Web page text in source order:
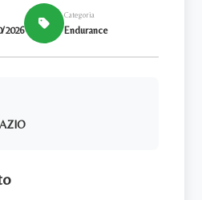
2026
Categoria
Endurance